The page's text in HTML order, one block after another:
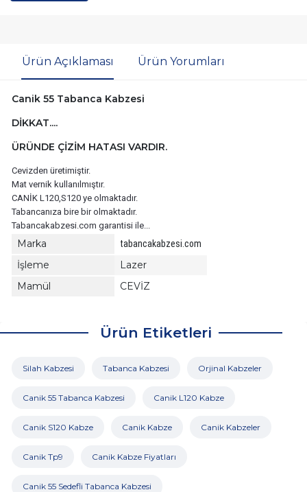
Ürün Açıklaması Ürün Yorumları
Canik 55 Tabanca Kabzesi
DİKKAT....
ÜRÜNDE ÇİZİM HATASI VARDIR.
Cevizden üretimiştir.
Mat vernik kullanılmıştır.
CANİK L120,S120 ye olmaktadır.
Tabancanıza bire bir olmaktadır.
Tabancakabzesi.com garantisi ile...
Marka tabancakabzesi.com
İşleme
Lazer
Mamül
CEVİZ
Ürün Etiketleri
Silah Kabzesi Tabanca Kabzesi Orjinal Kabzeler
Canik 55 Tabanca Kabzesi Canik L120 Kabze
Canik S120 Kabze Canik Kabze Canik Kabzeler
Canik Tp9 Canik Kabze Fiyatları
Canik 55 Sedefli Tabanca Kabzesi